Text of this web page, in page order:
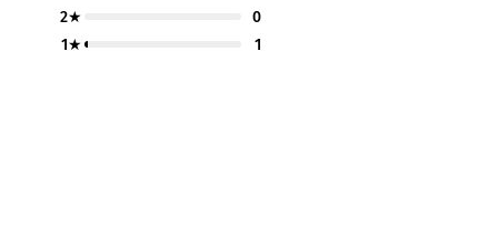
2★
0
1★
1